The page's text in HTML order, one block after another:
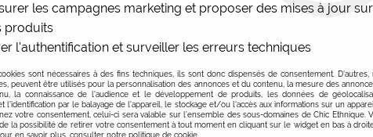
Sneakers été pour
1Avis Donnez
69,00 €TTC
les campagnes marketing et proposer des mises à jour sur
produits
l'authentification et surveiller les erreurs techniques
sont nécessaires à des fins techniques, ils sont donc dispensés de consentement. D'autres,
peuvent être utilisés pour la personnalisation des annonces et du contenu, la mesure des
la connaissance de l'audience et le développement de produits, les données de
l'identification par le balayage de l'appareil, le stockage et/ou l'accès aux informations sur un
votre consentement, celui-ci sera valable sur l’ensemble des sous-domaines de Chic Ethnique.
la possibilité de retirer votre consentement à tout moment en cliquant sur le widget en bas à
en savoir plus, consulter notre politique de cookie.